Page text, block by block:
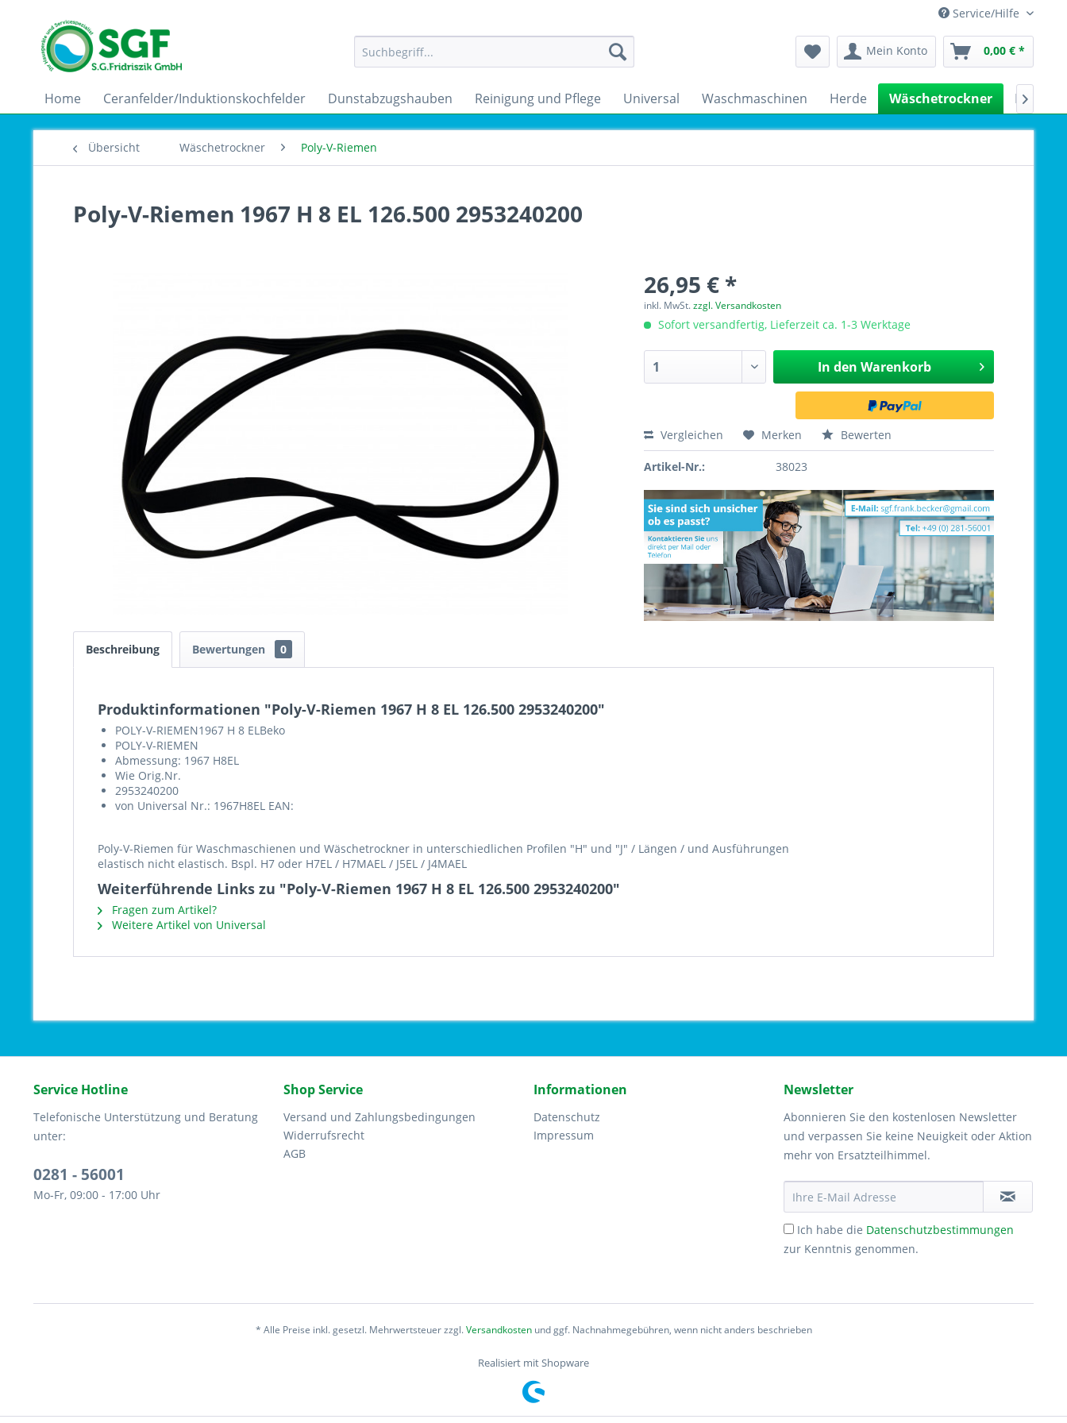
Service/Hilfe
Mein Konto 0,00 € *
Home Ceranfelder/Induktionskochfelder Dunstabzugshauben Reinigung und Pflege Universal Waschmaschinen Herde Wäschetrockner 
Übersicht Wäschetrockner Poly-V-Riemen
Poly-V-Riemen 1967 H 8 EL 126.500 2953240200
26,95 € *
inkl. MwSt.zzgl. Versandkosten
Sofort versandfertig, Lieferzeit ca. 1-3 Werktage
In den Warenkorb
Vergleichen Merken Bewerten
Artikel-Nr.: 38023
Beschreibung Bewertungen 0
Produktinformationen "Poly-V-Riemen 1967 H 8 EL 126.500 2953240200"
POLY-V-RIEMEN1967 H 8 ELBeko
POLY-V-RIEMEN
Abmessung: 1967 H8EL
Wie Orig.Nr.
2953240200
von Universal Nr.: 1967H8EL EAN:
Poly-V-Riemen für Waschmaschienen und Wäschetrockner in unterschiedlichen Profilen "H" und "J" / Längen / und Ausführungen
elastisch nicht elastisch. Bspl. H7 oder H7EL / H7MAEL / J5EL / J4MAEL
Weiterführende Links zu "Poly-V-Riemen 1967 H 8 EL 126.500 2953240200"
Fragen zum Artikel?
Weitere Artikel von Universal
Service Hotline
Telefonische Unterstützung und Beratung
unter:
0281 - 56001
Mo-Fr, 09:00 - 17:00 Uhr
Shop Service
Versand und Zahlungsbedingungen
Widerrufsrecht
AGB
Informationen
Datenschutz
Impressum
Newsletter
Abonnieren Sie den kostenlosen Newsletter
und verpassen Sie keine Neuigkeit oder Aktion
mehr von Ersatzteilhimmel.
Ich habe die Datenschutzbestimmungen
zur Kenntnis genommen.
* Alle Preise inkl. gesetzl. Mehrwertsteuer zzgl.Versandkostenund ggf. Nachnahmegebühren, wenn nicht anders beschrieben
Realisiert mit Shopware